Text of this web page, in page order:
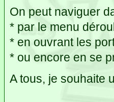
On peut naviguer
* par le menu
* en ouvrant les
* ou encore en se
A tous, je souhaite